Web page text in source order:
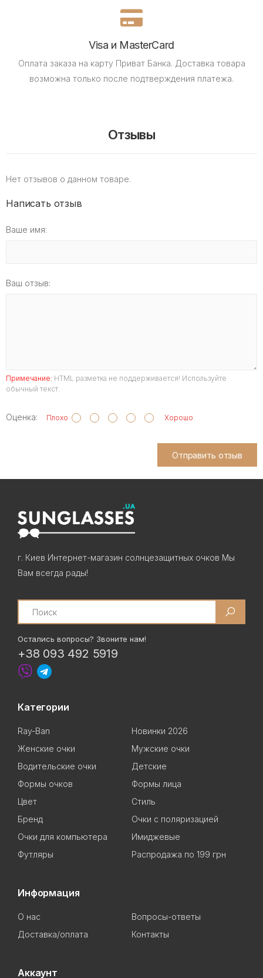
Visa и MasterCard
Оплата заказа на карту Приват Банка. Доставка товара
возможна только после подтверждения платежа.
Отзывы
Нет отзывов о данном товаре.
Написать отзыв
Ваше имя:
Ваш отзыв:
Примечание: HTML разметка не поддерживается! Используйте
обычный текст.
Оценка: Плохо Хорошо
Отправить отзыв
г. Киев Интернет-магазин солнцезащитных очков Мы
Вам всегда рады!
Search
Остались вопросы? Звоните нам!
+38 093 492 5919
Категории
Ray-Ban
Новинки 2026
Женские очки
Мужские очки
Водительские очки
Детские
Формы очков
Формы лица
Цвет
Стиль
Бренд
Очки с поляризацией
Очки для компьютера
Имиджевые
Футляры
Распродажа по 199 грн
Информация
О нас
Вопросы-ответы
Доставка/оплата
Контакты
Аккаунт